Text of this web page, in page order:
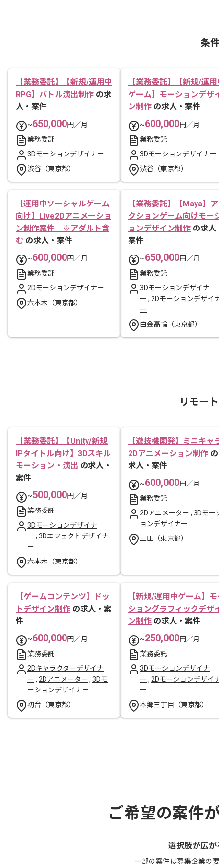
条
【業務委託】【新規/運用中
RPG】バトル演出制作 の求
人・案件
~650,000円／月
業務委託
3Dモーションデザイナー
渋谷（東京都）
【業務委託】【新規/運用
ゲーム】モーションデザ
ン制作 の求人・案件
~600,000円／月
業務委託
3Dモーションデザイナー
渋谷（東京都）
【運用中ソーシャルゲーム
向け】Live2Dアニメーショ
ン制作案件 ※アダルト含
む の求人・案件
~600,000円／月
業務委託
2Dモーションデザイナー
六本木（東京都）
【業務委託】【Maya】ア
クションゲーム向けモー
ョンデザイン制作 の求人
案件
~650,000円／月
業務委託
3Dモーションデザイナ
ー , 2Dモーションデザイ
ー
白金高輪（東京都）
リモー
【業務委託】【Unity/新規
IPタイトル向け】3Dスキル
モーション・演出 の求人・
案件
~500,000円／月
業務委託
3Dモーションデザイナ
ー , 3Dエフェクトデザイナ
ー
六本木（東京都）
【遊技機開発】ミニキャ
2Dアニメーション制作 の
求人・案件
~600,000円／月
業務委託
2Dアニメーター , 3Dモー
ョンデザイナー
三田（東京都）
【ゲームコンテンツ】ドッ
トデザイン制作 の求人・案
件
~600,000円／月
業務委託
2Dキャラクターデザイナ
ー , 2Dアニメーター , 3Dモ
ーションデザイナー
初台（東京都）
【新規/運用中ゲーム】モ
ショングラフィックデザ
ン制作 の求人・案件
~250,000円／月
業務委託
3Dモーションデザイナ
ー , 2Dモーションデザイ
ー
本郷三丁目（東京都）
ご希望の案件
選択肢が広が
一部の案件は募集企業の